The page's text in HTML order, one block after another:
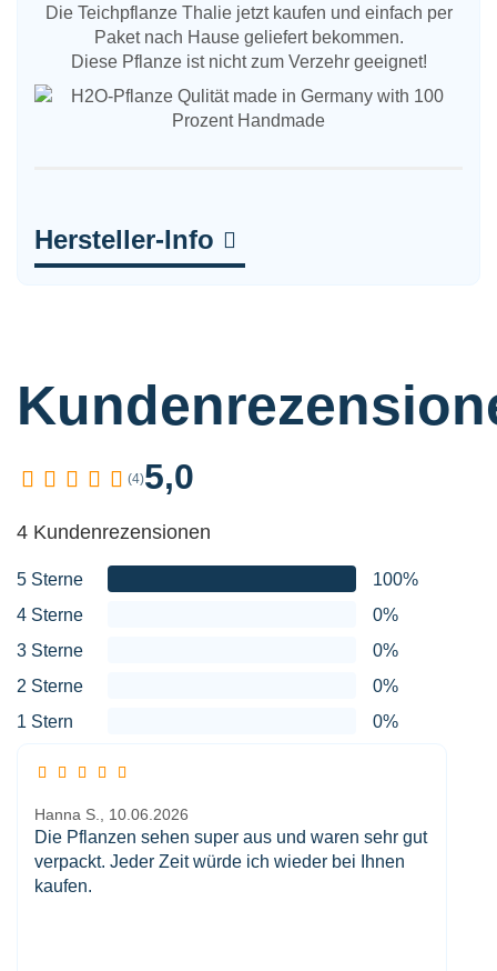
Die Teichpflanze Thalie jetzt kaufen und einfach per
Paket nach Hause geliefert bekommen.
Diese Pflanze ist nicht zum Verzehr geeignet!
Hersteller-Info
(4)5,0
4 Kundenrezensionen
5 Sterne
100%
4 Sterne
0%
3 Sterne
0%
2 Sterne
0%
1 Stern
0%
Hanna S., 10.06.2026
Die Pflanzen sehen super aus und waren sehr gut
verpackt. Jeder Zeit würde ich wieder bei Ihnen
kaufen.